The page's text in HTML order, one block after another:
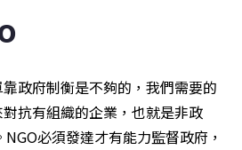
政府制衡是不夠的，我們需要的
抗有組織的企業，也就是非政
必須發達才有能力監督政府，